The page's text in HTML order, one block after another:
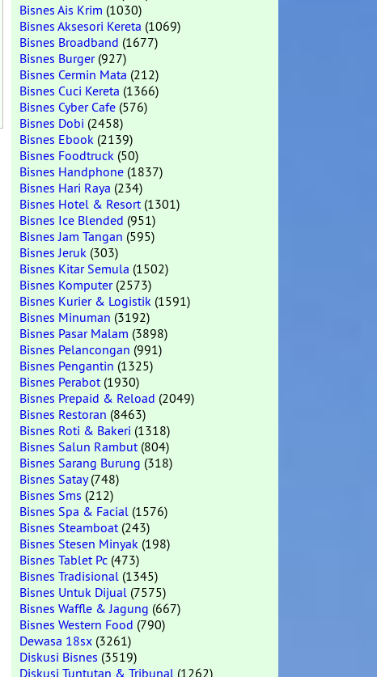
Bisnes Ais Krim (1030)
Bisnes Aksesori Kereta (1069)
Bisnes Broadband (1677)
Bisnes Burger(927)
Bisnes Cermin Mata (212)
Bisnes Cuci Kereta (1366)
Bisnes Cyber Cafe (576)
Bisnes Dobi (2458)
Bisnes Ebook (2139)
Bisnes Foodtruck (50)
Bisnes Handphone (1837)
Bisnes Hari Raya (234)
Bisnes Hotel & Resort(1301)
Bisnes Ice Blended (951)
Bisnes Jam Tangan (595)
Bisnes Jeruk (303)
Bisnes Kitar Semula (1502)
Bisnes Komputer(2573)
Bisnes Kurier & Logistik (1591)
Bisnes Minuman (3192)
Bisnes Pasar Malam (3898)
Bisnes Pelancongan (991)
Bisnes Pengantin (1325)
Bisnes Perabot(1930)
Bisnes Prepaid & Reload (2049)
Bisnes Restoran (8463)
Bisnes Roti & Bakeri (1318)
Bisnes Salun Rambut(804)
Bisnes Sarang Burung (318)
Bisnes Satay(748)
Bisnes Sms (212)
Bisnes Spa & Facial (1576)
Bisnes Steamboat(243)
Bisnes Stesen Minyak (198)
Bisnes Tablet Pc (473)
Bisnes Tradisional (1345)
Bisnes Untuk Dijual (7575)
Bisnes Waffle & Jagung (667)
Bisnes Western Food (790)
Dewasa 18sx (3261)
Diskusi Bisnes (3519)
Diskusi Tuntutan & Tribunal (1262)